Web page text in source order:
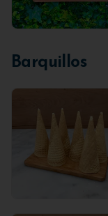
Barquillos